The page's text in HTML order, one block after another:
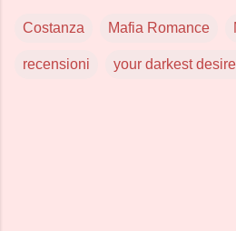
Costanza Mafia Romance
recensioni your darkest